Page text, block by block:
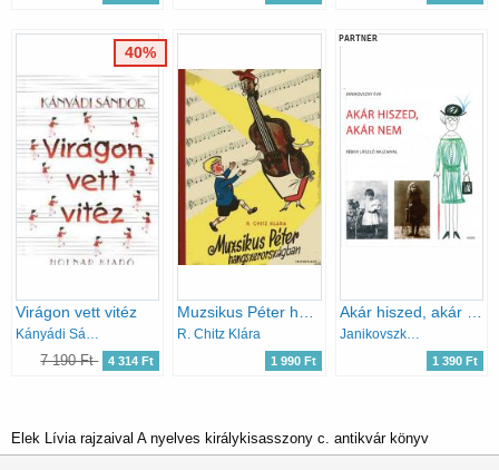
Virágon vett vitéz
Kányádi Sándor
7 190 Ft 4 314 Ft
40%
Muzsikus Péter hangszerországban
R. Chitz Klára
1 990 Ft
PARTNER
Akár hiszed, akár nem (Réber László rajzaival)
Janikovszky Éva
1 390 Ft
Elek Lívia rajzaival A nyelves királykisasszony c. antikvár könyv